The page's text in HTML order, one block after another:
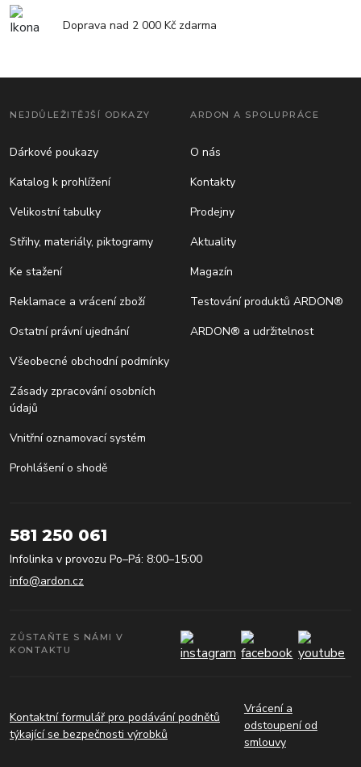
Doprava nad 2 000 Kč zdarma
NEJDŮLEŽITĚJŠÍ ODKAZY
Dárkové poukazy
Katalog k prohlížení
Velikostní tabulky
Střihy, materiály, piktogramy
Ke stažení
Reklamace a vrácení zboží
Ostatní právní ujednání
Všeobecné obchodní podmínky
Zásady zpracování osobních
údajů
Vnitřní oznamovací systém
Prohlášení o shodě
ARDON A SPOLUPRÁCE
O nás
Kontakty
Prodejny
Aktuality
Magazín
Testování produktů ARDON®
ARDON® a udržitelnost
581 250 061
Infolinka v provozu Po–Pá: 8:00–15:00
info@ardon.cz
ZŮSTAŇTE S NÁMI V
KONTAKTU
Kontaktní formulář pro podávání podnětů
týkající se bezpečnosti výrobků
Vrácení a
odstoupení od
smlouvy